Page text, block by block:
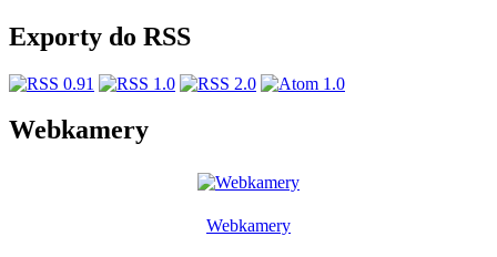
Exporty do RSS
Webkamery
Webkamery